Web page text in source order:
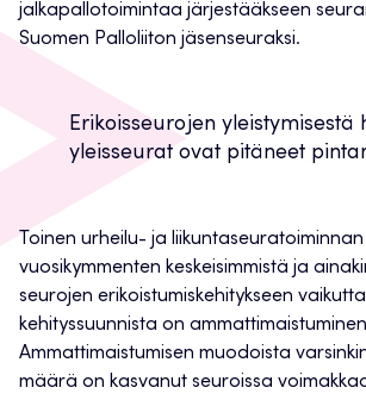
jalkapallotoimintaa järjestääkseen
Suomen Palloliiton jäsenseuraksi.
Erikoisseurojen yleistymisestä
yleisseurat ovat pitäneet
Toinen urheilu- ja
vuosikymmenten keskeisimmistä ja
seurojen erikoistumiskehitykseen
kehityssuunnista on ammattimaistuminen
Ammattimaistumisen muodoista
määrä on kasvanut seuroissa